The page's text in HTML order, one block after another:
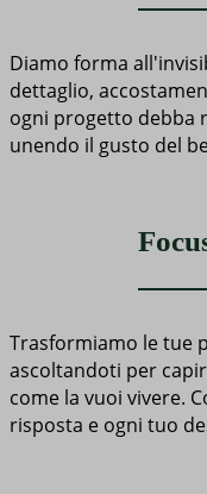
Diamo forma
dettaglio,
ogni progetto debba
unendo il gusto del
Trasformiamo le tue
ascoltandoti per
come la vuoi vivere.
risposta e ogni tuo